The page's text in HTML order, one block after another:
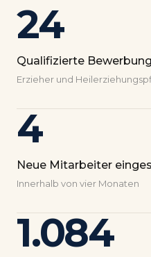
24
Qualifizierte
Erzieher und
4
Neue Mitarbeiter
Innerhalb von vier Monaten
1.084